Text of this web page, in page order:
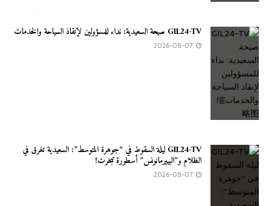
GIL24-TV صيحة السعيدية: نداء للمسؤولين لإنقاذ السياحة والخدمات
2026-08-07
GIL24-TV ليلة السقوط في “جوهرة المتوسط”: السعيدية تغرق في
الظلام و”البييرمانونس” أسطورة تبخرت!
2026-08-07